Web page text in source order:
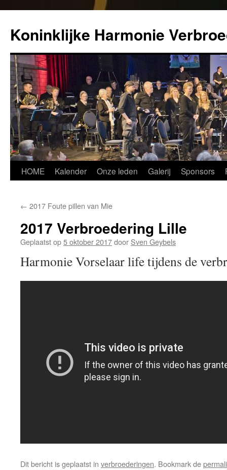
Koninklijke Harmonie
Spring
inhoud
HOME Kalender Onze leden Galerij Sponsors
← 2017 Foute pillen van Mie
2017 Verbroedering Lille
Geplaatst op5 oktober 2017door Sven Geybels
Harmonie Vorselaar life tijdens de
Dit bericht is geplaatst in verbroederingen. Bookmark de